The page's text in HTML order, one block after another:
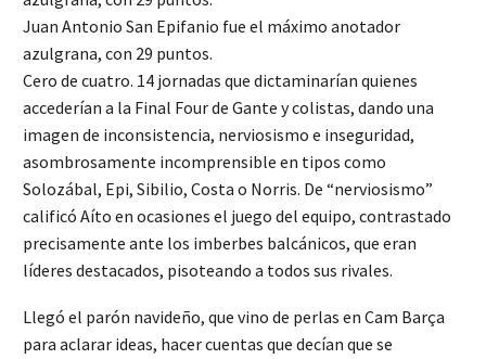
Juan Antonio San Epifanio fue el máximo anotador
azulgrana, con 29 puntos.
Cero de cuatro. 14 jornadas que dictaminarían quienes
accederían a la Final Four de Gante y colistas, dando una
imagen de inconsistencia, nerviosismo e inseguridad,
asombrosamente incomprensible en tipos como
Solozábal, Epi, Sibilio, Costa o Norris. De “nerviosismo”
calificó Aíto en ocasiones el juego del equipo, contrastado
precisamente ante los imberbes balcánicos, que eran
líderes destacados, pisoteando a todos sus rivales.
Llegó el parón navideño, que vino de perlas en Cam Barça
para aclarar ideas, hacer cuentas que decían que se